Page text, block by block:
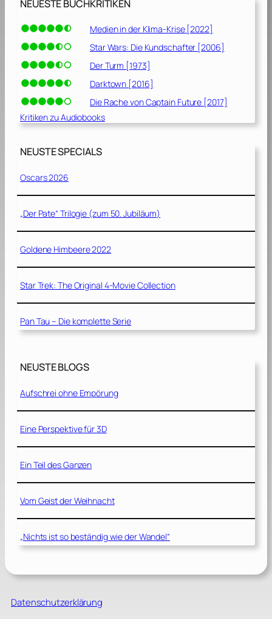
NEUESTE BUCHKRITIKEN
Medien in der Klima-Krise [2022]
Star Wars: Die Kundschafter [2006]
Der Turm [1973]
Darktown [2016]
Die Rache von Captain Future [2017]
Kritiken zu Audiobooks
NEUSTE SPECIALS
Oscars 2026
„Der Pate“ Trilogie (zum 50. Jubiläum)
Goldene Himbeere 2022
Star Trek: The Original 4-Movie Collection
Pan Tau – Die komplette Serie
NEUSTE BLOGS
Aufschrei ohne Empörung
Eine Perspektive für 3D
Ein Teil des Ganzen
Vom Geist der Weihnacht
„Nichts ist so beständig wie der Wandel“
Datenschutzerklärung